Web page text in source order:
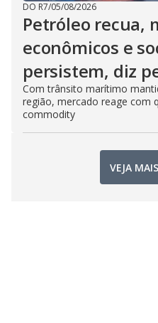
DO R7/05/08/2026
Petróleo recua,
econômicos e
persistem, diz
Com trânsito marítimo
região, mercado reage com
commodity
VEJA